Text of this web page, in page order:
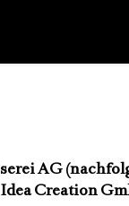
AG
Creation